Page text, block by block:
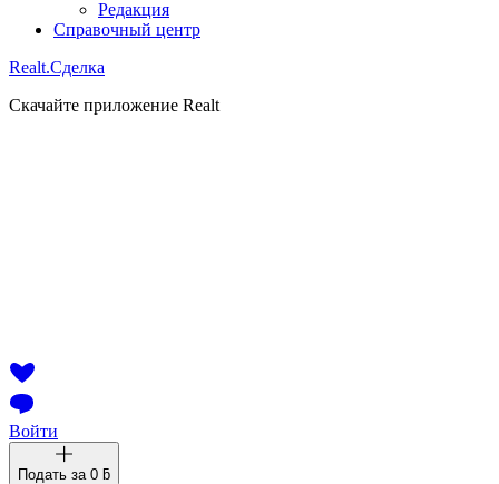
Редакция
Справочный центр
Realt.Сделка
Скачайте приложение Realt
Войти
Подать за 0 ƃ